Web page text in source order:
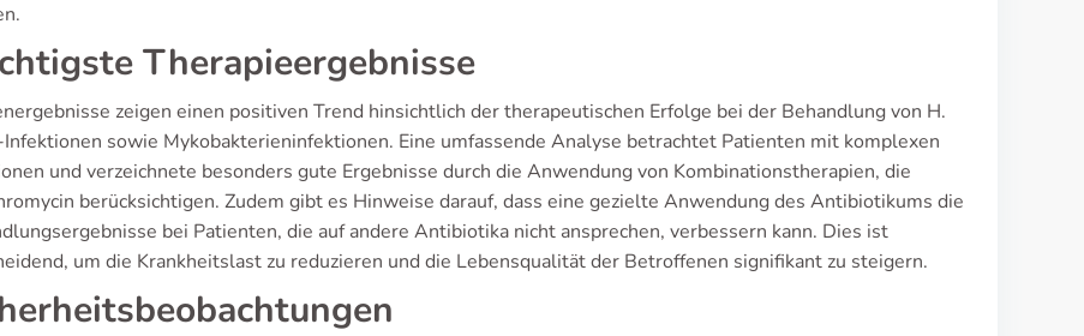
Therapieergebnisse
zeigen einen positiven Trend hinsichtlich der therapeutischen Erfolge bei der Behandlung von H.
sowie Mykobakterieninfektionen. Eine umfassende Analyse betrachtet Patienten mit komplexen
und verzeichnete besonders gute Ergebnisse durch die Anwendung von Kombinationstherapien, die
berücksichtigen. Zudem gibt es Hinweise darauf, dass eine gezielte Anwendung des Antibiotikums die
bei Patienten, die auf andere Antibiotika nicht ansprechen, verbessern kann. Dies ist
um die Krankheitslast zu reduzieren und die Lebensqualität der Betroffenen signifikant zu steigern.